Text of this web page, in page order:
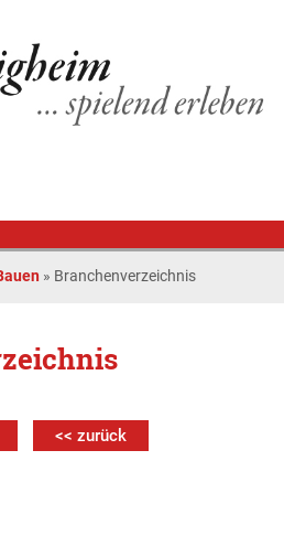
» Branchenverzeichnis
<< zurück